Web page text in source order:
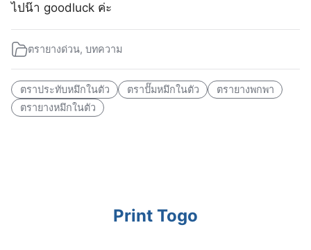
ไป​น๊า goodluck ค่ะ​
ตรายางด่วน, บทความ
ตราประทับหมึกในตัว ตราปั๊มหมึกในตัว
ตรายางพกพา
ตรายางหมึกในตัว
Print Togo